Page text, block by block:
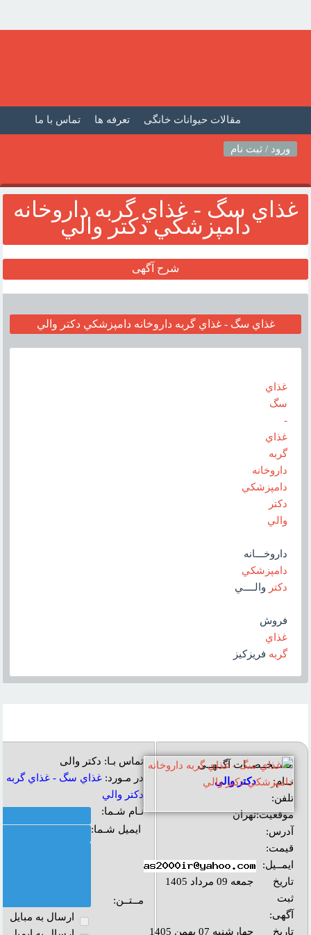
تماس با ما تعرفه ها مقالات حیوانات خانگی
صفحه اصلی
ورود / ثبت نام
غذاي سگ - غذاي گربه داروخانه
دامپزشکي دکتر والي
شرح آگهی
غذاي سگ - غذاي گربه داروخانه دامپزشکي دکتر والي
غذاي
سگ
-
غذاي
گربه
داروخانه
دامپزشکي
دکتر
والي
داروخـــانه
دامپزشکي
دکتر والــــي
فروش
غذاي
گربه فريزکيز
مشــخــصــات آگــهــی
نــام:
دکتر والی
تلفن:
موقعیت:تهران
آدرس:
قیمت:
ایمــیل:
تاریخ
ثبت
آگهی:
جمعه 09 مرداد 1405
تاریخ
چهارشنبه 07 بهمن 1405
تماس بـا: دکتر والی
در مـورد:غذاي سگ - غذاي گربه
دکتر والي
نـام شـما:
ایمیل شـما:
مــتــن:
ارسال به مبايل